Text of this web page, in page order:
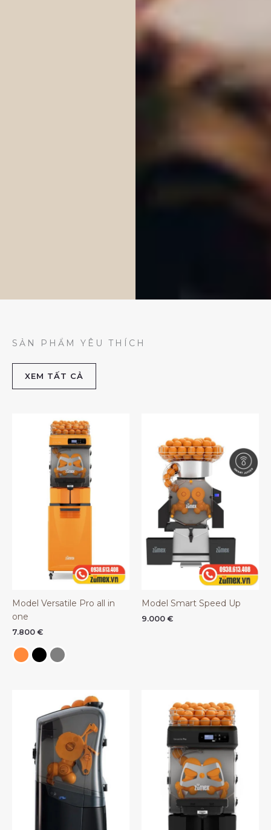
SẢN PHẨM YÊU THÍCH
XEM TẤT CẢ
Model Versatile Pro all in
one
7.800 €
Model Smart Speed Up
9.000 €